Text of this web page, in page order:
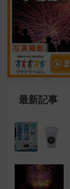
最新記事